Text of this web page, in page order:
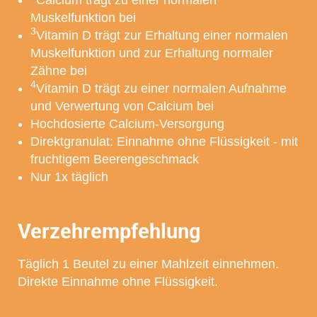
* Sie verlassen jetzt unsere Website. Bitte beachten Sie, dass dieser Link eine
Website öffnet, für deren Inhalt die MCM Klosterfrau Vertriebsgesellschaft mbH nicht
verantwortlich ist und auf die unsere Datenschutzbestimmungen keine Anwendung
finden.
Muskelfunktion bei
3Vitamin D trägt zur Erhaltung einer normalen
Muskelfunktion und zur Erhaltung normaler
Zähne bei
4Vitamin D trägt zu einer normalen Aufnahme
und Verwertung von Calcium bei
Hochdosierte Calcium-Versorgung
Direktgranulat: Einnahme ohne Flüssigkeit - mit
fruchtigem Beerengeschmack
Nur 1x täglich
Verzehrempfehlung
Täglich 1 Beutel zu einer Mahlzeit einnehmen.
Direkte Einnahme ohne Flüssigkeit.